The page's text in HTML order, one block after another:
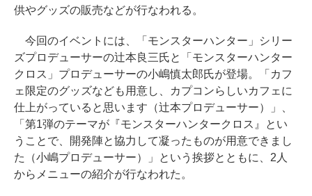
供やグッズの販売などが行なわれる。
今回のイベントには、「モンスターハンター」シリー
ズプロデューサーの辻本良三氏と「モンスターハンター
クロス」プロデューサーの小嶋慎太郎氏が登場。「カフ
ェ限定のグッズなども用意し、カプコンらしいカフェに
仕上がっていると思います（辻本プロデューサー）」、
「第1弾のテーマが『モンスターハンタークロス』とい
うことで、開発陣と協力して凝ったものが用意できまし
た（小嶋プロデューサー）」という挨拶とともに、2人
からメニューの紹介が行なわれた。